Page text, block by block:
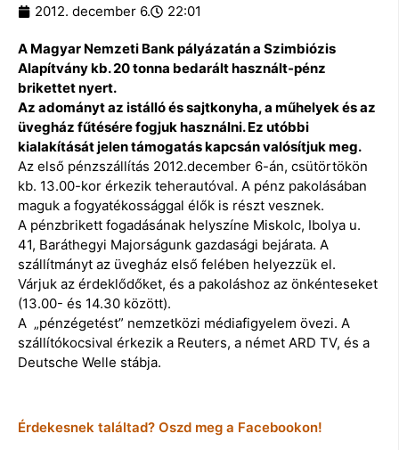
2012. december 6. 22:01
A Magyar Nemzeti Bank pályázatán a Szimbiózis
Alapítvány kb. 20 tonna bedarált használt-pénz
brikettet nyert.
Az adományt az istálló és sajtkonyha, a műhelyek és az
üvegház fűtésére fogjuk használni. Ez utóbbi
kialakítását jelen támogatás kapcsán valósítjuk meg.
Az első pénzszállítás 2012.december 6-án, csütörtökön
kb. 13.00-kor érkezik teherautóval. A pénz pakolásában
maguk a fogyatékossággal élők is részt vesznek.
A pénzbrikett fogadásának helyszíne Miskolc, Ibolya u.
41, Baráthegyi Majorságunk gazdasági bejárata. A
szállítmányt az üvegház első felében helyezzük el.
Várjuk az érdeklődőket, és a pakoláshoz az önkénteseket
(13.00- és 14.30 között).
A „pénzégetést” nemzetközi médiafigyelem övezi. A
szállítókocsival érkezik a Reuters, a német ARD TV, és a
Deutsche Welle stábja.
Érdekesnek találtad? Oszd meg a Facebookon!